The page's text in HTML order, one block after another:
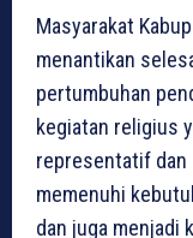
Masyarakat
menantikan
pertumbuhan
kegiatan religius
representatif dan
memenuhi
dan juga menjadi